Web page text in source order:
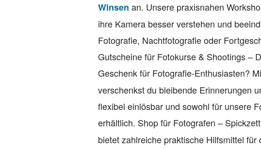
Winsen an. Unsere praxisnahen
ihre Kamera besser verstehen und
Fotografie, Nachtfotografie oder
Gutscheine für Fotokurse & Shootings –
Geschenk für Fotografie-Enthusiasten?
verschenkst du bleibende Erinnerungen
flexibel einlösbar und sowohl für unsere
erhältlich. Shop für Fotografen –
bietet zahlreiche praktische Hilfsmittel